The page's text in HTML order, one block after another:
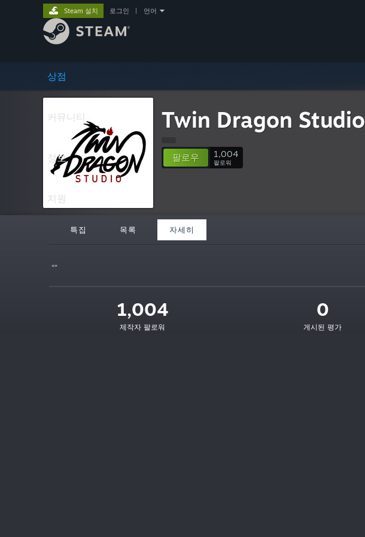
상점
커뮤니티
정보
지원
Steam 설치 로그인 언어
Twin Dragon Studio
팔로우 1,004
팔로워
특집 목록 자세히
“”
1,004
제작자 팔로워
0
게시된 평가